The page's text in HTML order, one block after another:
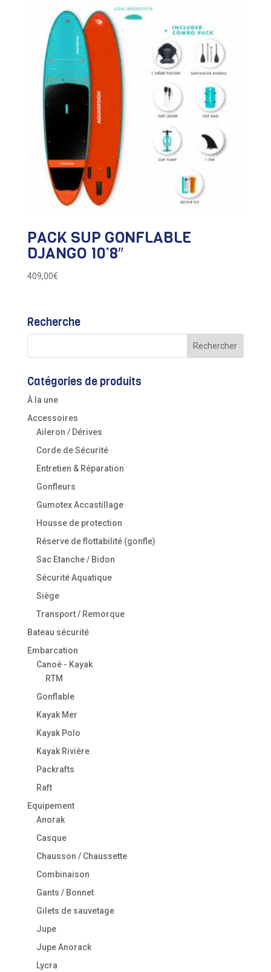
PACK SUP GONFLABLE
DJANGO 10’8″
409,00€
Recherche
Catégories de produits
À la une
Accessoires
Aileron / Dérives
Corde de Sécurité
Entretien & Réparation
Gonfleurs
Gumotex Accastillage
Housse de protection
Réserve de flottabilité (gonfle)
Sac Etanche / Bidon
Sécurité Aquatique
Siège
Transport / Remorque
Bateau sécurité
Embarcation
Canoë - Kayak
RTM
Gonflable
Kayak Mer
Kayak Polo
Kayak Rivière
Packrafts
Raft
Equipement
Anorak
Casque
Chausson / Chaussette
Combinaison
Gants / Bonnet
Gilets de sauvetage
Jupe
Jupe Anorack
Lycra